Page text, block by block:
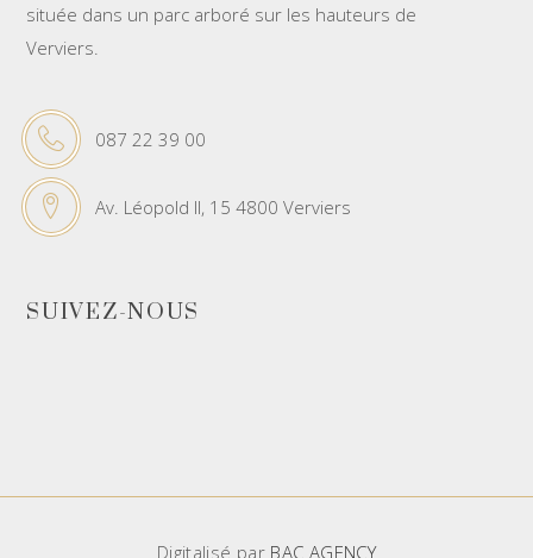
située dans un parc arboré sur les hauteurs de
Verviers.
087 22 39 00
Av. Léopold II, 15 4800 Verviers
SUIVEZ-NOUS
Digitalisé par BAC AGENCY